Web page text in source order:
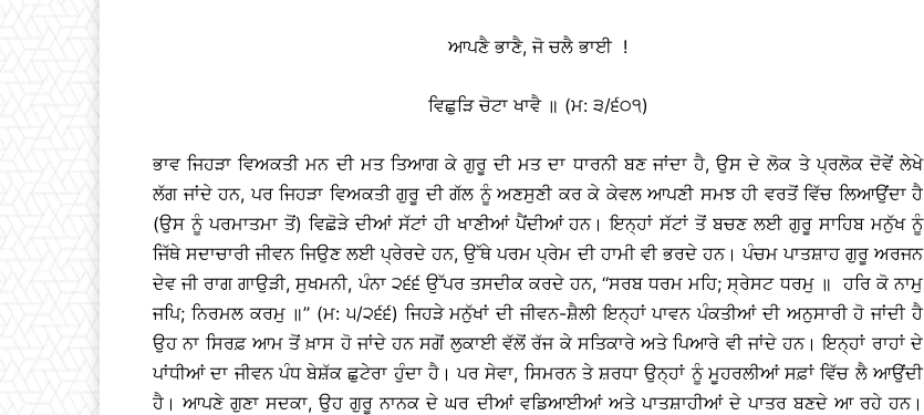
ਆਪਣੈ ਭਾਣੈ, ਜੋ ਚਲੈ ਭਾਈ !
ਵਿਛੁੜਿ ਚੋਟਾ ਖਾਵੈ ॥ (ਮ: ੩/੬੦੧)
ਭਾਵ ਜਿਹੜਾ ਵਿਅਕਤੀ ਮਨ ਦੀ ਮਤ ਤਿਆਗ ਕੇ ਗੁਰੂ ਦੀ ਮਤ ਦਾ ਧਾਰਨੀ ਬਣ ਜਾਂਦਾ ਹੈ, ਉਸ ਦੇ ਲੋਕ ਤੇ ਪ੍ਰਲੋਕ ਦੋਵੇਂ ਲੇਖੇ
ਲੱਗ ਜਾਂਦੇ ਹਨ, ਪਰ ਜਿਹੜਾ ਵਿਅਕਤੀ ਗੁਰੂ ਦੀ ਗੱਲ ਨੂੰ ਅਣਸੁਣੀ ਕਰ ਕੇ ਕੇਵਲ ਆਪਣੀ ਸਮਝ ਹੀ ਵਰਤੋਂ ਵਿੱਚ ਲਿਆਉਂਦਾ ਹੈ
(ਉਸ ਨੂੰ ਪਰਮਾਤਮਾ ਤੋਂ) ਵਿਛੋੜੇ ਦੀਆਂ ਸੱਟਾਂ ਹੀ ਖਾਣੀਆਂ ਪੈਂਦੀਆਂ ਹਨ। ਇਨ੍ਹਾਂ ਸੱਟਾਂ ਤੋਂ ਬਚਣ ਲਈ ਗੁਰੂ ਸਾਹਿਬ ਮਨੁੱਖ ਨੂੰ
ਜਿੱਥੇ ਸਦਾਚਾਰੀ ਜੀਵਨ ਜਿਉਣ ਲਈ ਪ੍ਰੇਰਦੇ ਹਨ, ਉੱਥੇ ਪਰਮ ਪ੍ਰੇਮ ਦੀ ਹਾਮੀ ਵੀ ਭਰਦੇ ਹਨ। ਪੰਚਮ ਪਾਤਸ਼ਾਹ ਗੁਰੂ ਅਰਜਨ
ਦੇਵ ਜੀ ਰਾਗ ਗਾਉੜੀ, ਸੁਖਮਨੀ, ਪੰਨਾ ੨੬੬ ਉੱਪਰ ਤਸਦੀਕ ਕਰਦੇ ਹਨ, ‘‘ਸਰਬ ਧਰਮ ਮਹਿ; ਸ੍ਰੇਸਟ ਧਰਮੁ ॥ ਹਰਿ ਕੋ ਨਾਮੁ
ਜਪਿ; ਨਿਰਮਲ ਕਰਮੁ ॥’’ (ਮ: ੫/੨੬੬) ਜਿਹੜੇ ਮਨੁੱਖਾਂ ਦੀ ਜੀਵਨ-ਸ਼ੈਲੀ ਇਨ੍ਹਾਂ ਪਾਵਨ ਪੰਕਤੀਆਂ ਦੀ ਅਨੁਸਾਰੀ ਹੋ ਜਾਂਦੀ ਹੈ
ਉਹ ਨਾ ਸਿਰਫ਼ ਆਮ ਤੋਂ ਖ਼ਾਸ ਹੋ ਜਾਂਦੇ ਹਨ ਸਗੋਂ ਲੁਕਾਈ ਵੱਲੋਂ ਰੱਜ ਕੇ ਸਤਿਕਾਰੇ ਅਤੇ ਪਿਆਰੇ ਵੀ ਜਾਂਦੇ ਹਨ। ਇਨ੍ਹਾਂ ਰਾਹਾਂ ਦੇ
ਪਾਂਧੀਆਂ ਦਾ ਜੀਵਨ ਪੰਧ ਬੇਸ਼ੱਕ ਛੁਟੇਰਾ ਹੁੰਦਾ ਹੈ। ਪਰ ਸੇਵਾ, ਸਿਮਰਨ ਤੇ ਸ਼ਰਧਾ ਉਨ੍ਹਾਂ ਨੂੰ ਮੂਹਰਲੀਆਂ ਸਫ਼ਾਂ ਵਿੱਚ ਲੈ ਆਉਂਦੀ
ਹੈ। ਆਪਣੇ ਗੁਣਾ ਸਦਕਾ, ਉਹ ਗੁਰੂ ਨਾਨਕ ਦੇ ਘਰ ਦੀਆਂ ਵਡਿਆਈਆਂ ਅਤੇ ਪਾਤਸ਼ਾਹੀਆਂ ਦੇ ਪਾਤਰ ਬਣਦੇ ਆ ਰਹੇ ਹਨ।